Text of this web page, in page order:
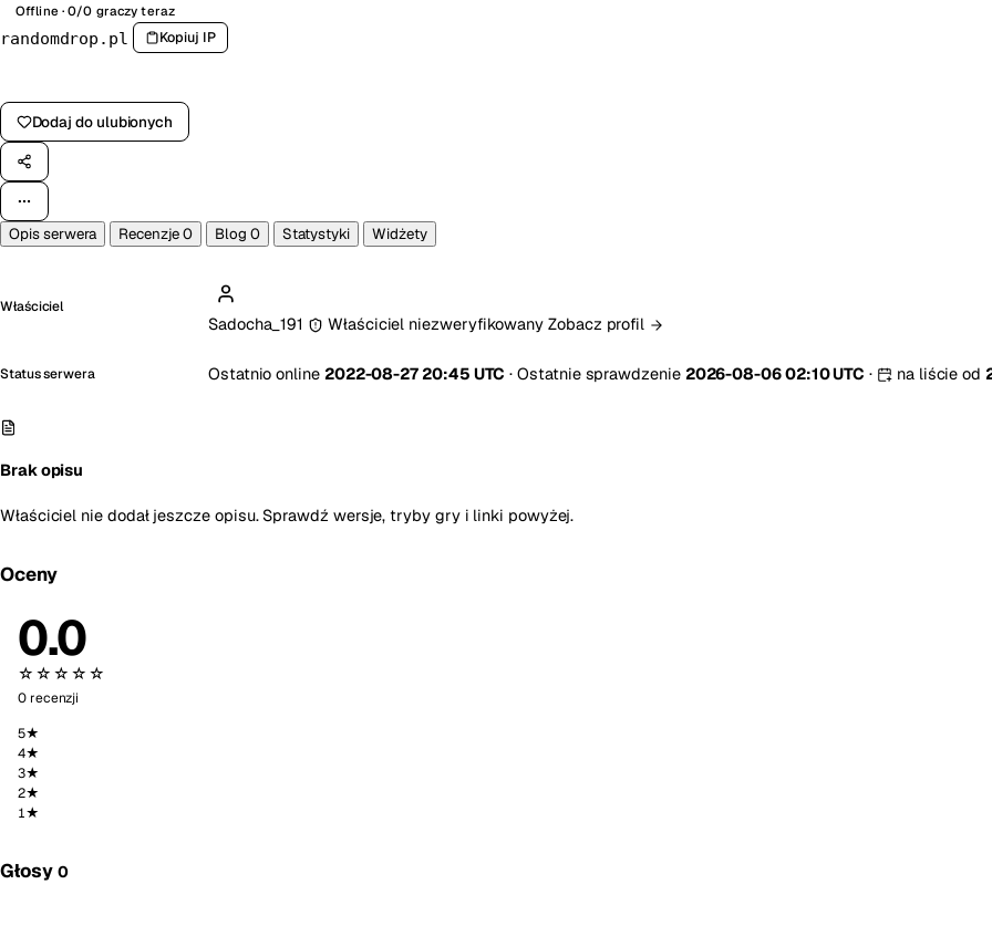
Offline · 0/0 graczy teraz
randomdrop.pl Kopiuj IP
Dodaj do ulubionych
Opis serwera Recenzje0 Blog 0 Statystyki Widżety
Właściciel
Sadocha_191 Właściciel niezweryfikowanyZobacz profil
Status serwera Ostatnio online 2022-08-27 20:45 UTC · Ostatnie sprawdzenie 2026-08-06 02:10 UTC · na liście od
Brak opisu
Właściciel nie dodał jeszcze opisu. Sprawdź wersje, tryby gry i linki powyżej.
Oceny
0.0
☆☆☆☆☆
0 recenzji
5★
4★
3★
2★
1★
Głosy 0